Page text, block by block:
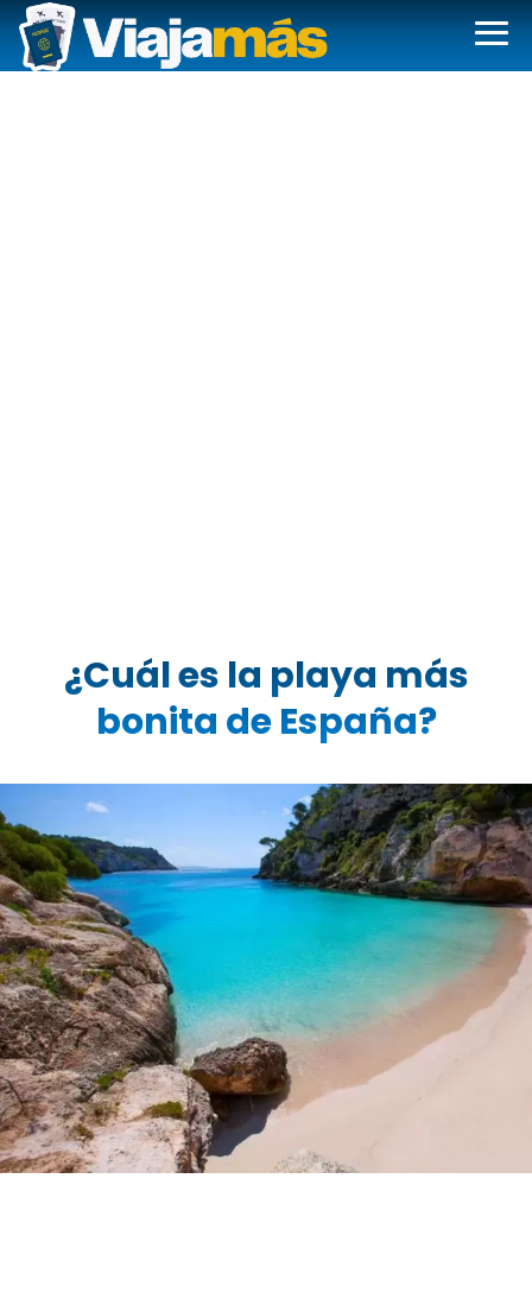
¿Cuál es la playa más
bonita de España?